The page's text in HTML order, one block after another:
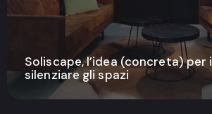
Soliscape, l’idea (concreta) per
silenziare gli spazi